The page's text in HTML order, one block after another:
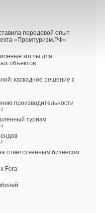
передовой опыт
«Промтуризм.РФ»
котлы для
объектов
каскадное решение с
производительности
туризм
ответственным бизнесом
Fora